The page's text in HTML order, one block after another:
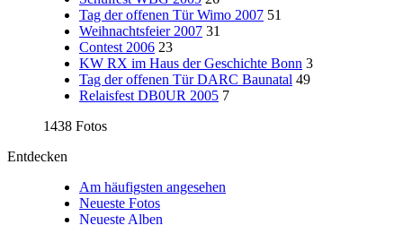
Tag der offenen Tür Wimo 2007 51
Weihnachtsfeier 2007 31
Contest 2006 23
KW RX im Haus der Geschichte Bonn 3
Tag der offenen Tür DARC Baunatal 49
Relaisfest DB0UR 2005 7
1438 Fotos
Entdecken
Am häufigsten angesehen
Neueste Fotos
Neueste Alben